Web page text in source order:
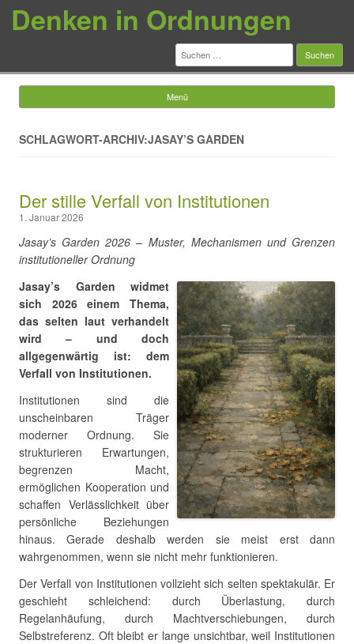
Denken in Ordnungen
Suchen
nach:
Menü
SCHLAGWORT-ARCHIV:JASAY’S GARDEN
Der stille Verfall von Institutionen
1. Januar 2026
Jasay’s Garden 2026 – Muster, Mechanismen und Grenzen
institutioneller Ordnung
Jasay’s Garden widmet
sich 2026 einem Thema,
das selten laut verhandelt
wird – und doch
allgegenwärtig ist: dem
Verfall von Institutionen.
Institutionen sind die
unscheinbaren Träger
moderner Ordnung. Sie
strukturieren Erwartungen,
begrenzen Macht,
ermöglichen Kooperation und
schaffen Verlässlichkeit über
persönliche Beziehungen
hinaus. Gerade deshalb werden sie meist erst dann
wahrgenommen, wenn sie nicht mehr funktionieren.
Der Verfall von Institutionen vollzieht sich selten spektakulär. Er
geschieht schleichend: durch Überlastung, durch
Regelanhäufung, durch Machtverschiebungen, durch
Selbstreferenz. Oft bleibt er lange unsichtbar, weil Institutionen